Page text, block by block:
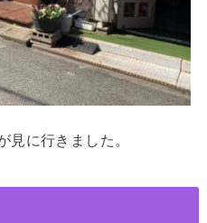
見に行きました。